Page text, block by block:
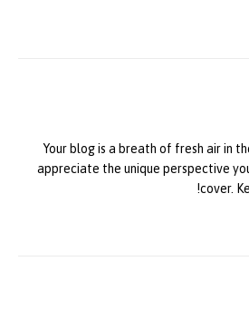
Your blog is a breath of fresh air in
appreciate the unique perspective
cover.